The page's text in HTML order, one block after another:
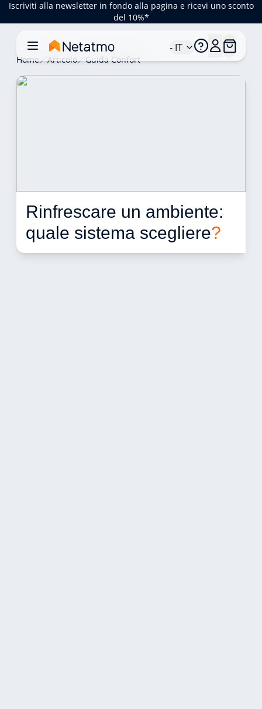
Iscriviti alla newsletter in fondo alla pagina e ricevi uno sconto
del 10%*
- IT
Home Articolo Guida Confort
Rinfrescare un ambiente:
quale sistema scegliere?